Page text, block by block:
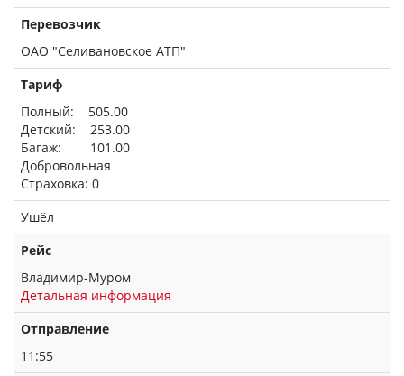
Перевозчик
ОАО "Селивановское АТП"
Тариф
Полный: 505.00
Детский: 253.00
Багаж: 101.00
Добровольная
Страховка: 0
Ушёл
Рейс
Владимир-Муром
Детальная информация
Отправление
11:55